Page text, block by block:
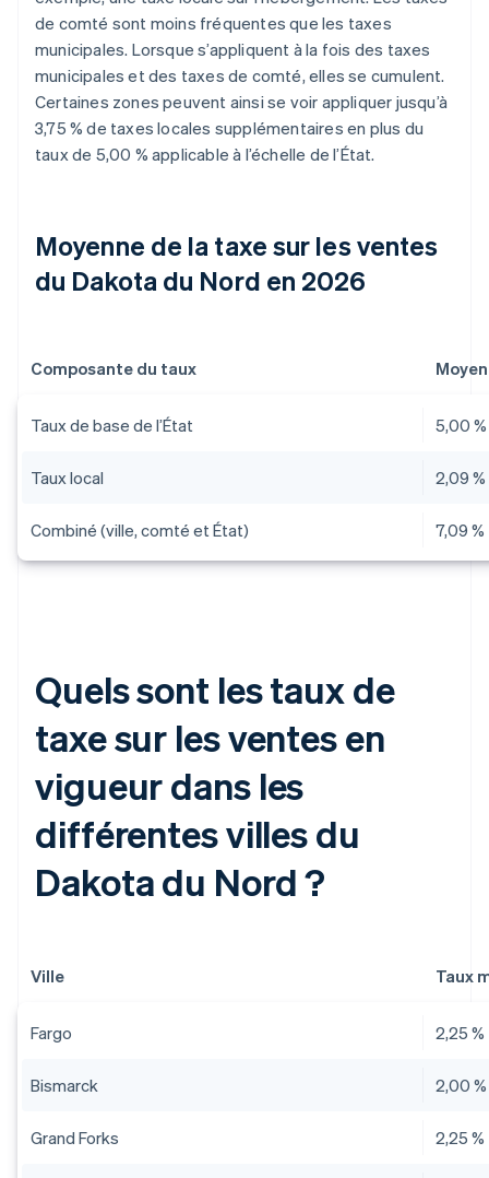
de comté sont moins fréquentes que les taxes
municipales. Lorsque s’appliquent à la fois des taxes
municipales et des taxes de comté, elles se cumulent.
Certaines zones peuvent ainsi se voir appliquer jusqu’à
3,75 % de taxes locales supplémentaires en plus du
taux de 5,00 % applicable à l’échelle de l’État.
Moyenne de la taxe sur les ventes
du Dakota du Nord en 2026
Composante du taux
Taux de base de l’État 5,00 %
Taux local 2,09 %
Combiné (ville, comté et État) 7,09 %
Quels sont les taux de
taxe sur les ventes en
vigueur dans les
différentes villes du
Dakota du Nord ?
Ville Taux
Fargo 2,25 %
Bismarck 2,00 %
Grand Forks 2,25 %